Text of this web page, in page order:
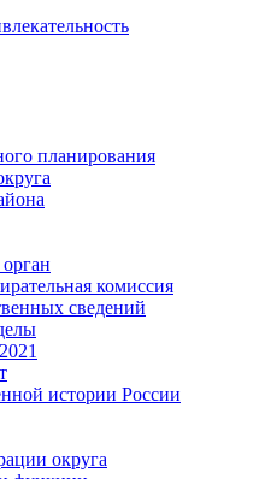
планирования
комиссия
сведений
истории России
округа